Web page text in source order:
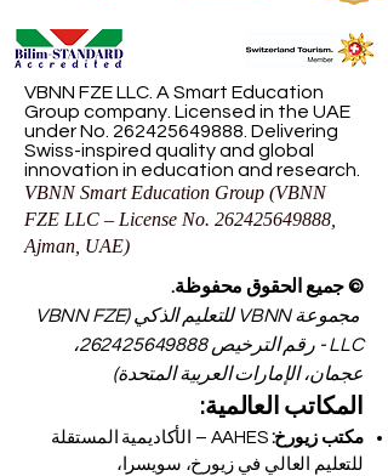
VBNN FZE LLC. A Smart Education
Group company. Licensed in the UAE
under No. 262425649888. Delivering
Swiss-inspired quality and global
innovation in education and research.
VBNN Smart Education Group (VBNN
FZE LLC – License No. 262425649888
Ajman, UAE)
© جميع الحقوق محفوظة.
مجموعة VBNN للتعليم الذكي (VBNN FZE
LLC - رقم الترخيص
262425649888،
عجمان، الإمارات العربية المتحدة)
المكاتب العالمية:
مكتب زيورخ:
AAHES – الأكاديمية المستقلة
للتعليم العالي في زيورخ، سويسرا،